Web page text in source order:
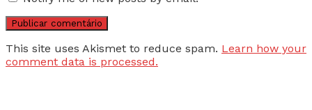
This site uses Akismet to reduce spam. Learn how your
comment data is processed.